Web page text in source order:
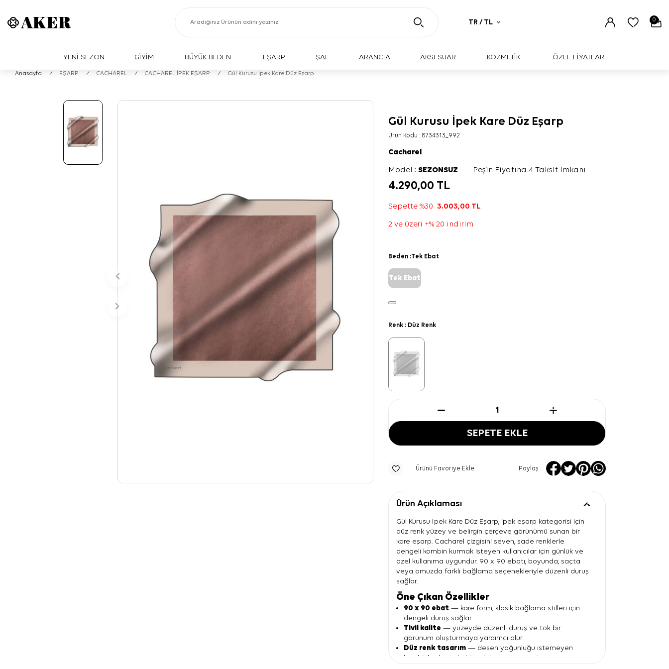
TR / TL 0
YENİ SEZON GİYİM BÜYÜK BEDEN EŞARP ŞAL ARANCIA AKSESUAR KOZMETİK ÖZEL FİYATLAR
Anasayfa / EŞARP / CACHAREL / CACHAREL İPEK EŞARP / Gül Kurusu İpek Kare Düz Eşarp
Gül Kurusu İpek Kare Düz Eşarp
Ürün Kodu : 8734313_992
Cacharel
Model :SEZONSUZ Peşin Fiyatına 4 Taksit İmkanı
4.290,00 TL
Sepette %303.003,00 TL
2 ve üzeri +% 20 indirim
Beden :Tek Ebat
Tek Ebat
Renk : Düz Renk
SEPETE EKLE
Ürünü Favoriye Ekle Paylaş
Ürün Açıklaması
Gül Kurusu İpek Kare Düz Eşarp, ipek eşarp kategorisi için
düz renk yüzey ve belirgin çerçeve görünümü sunan bir
kare eşarp. Cacharel çizgisini seven, sade renklerle
dengeli kombin kurmak isteyen kullanıcılar için günlük ve
özel kullanıma uygundur. 90 x 90 ebatı, boyunda, saçta
veya omuzda farklı bağlama seçenekleriyle düzenli duruş
sağlar.
Öne Çıkan Özellikler
90 x 90 ebat — kare form, klasik bağlama stilleri için
dengeli duruş sağlar.
Tivil kalite — yüzeyde düzenli duruş ve tok bir
görünüm oluşturmaya yardımcı olur.
Düz renk tasarım — desen yoğunluğu istemeyen
kombinlerde sade bir odak noktası yaratır.